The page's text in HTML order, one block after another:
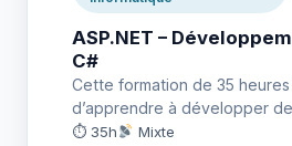
ASP.NET –
C#
Cette formation de 35
d’apprendre à développer
web dynamiques avec le
⏱ 35h Mixte